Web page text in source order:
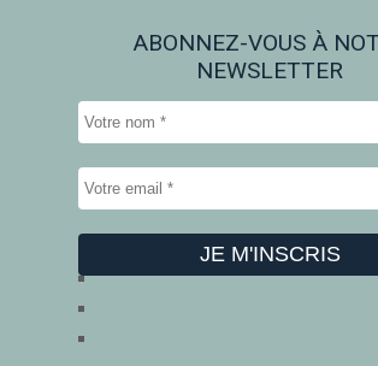
ABONNEZ-VOUS À
NEWSLETTER